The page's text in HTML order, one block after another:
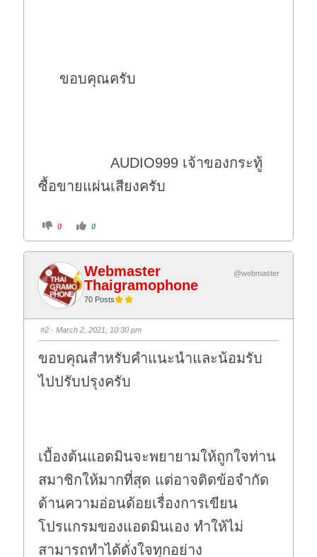
ขอบคุณครับ
AUDIO999 เจ้าของกระทู้
ซื้อขายแผ่นเสียงครับ
C
i
k
f
o
r
t
h
u
m
b
d
o
n
.
0
C
i
k
o
r
u
b
u
p
0
Webmaster
Thaigramophone
@webmaster
70 Posts
#2 · March 2, 2021, 10:30 pm
ขอบคุณสำหรับคำแนะนำและน้อมรับ
ไปปรับปรุงครับ
เบื้องต้นแอดมินจะพยายามให้ถูกใจท่าน
สมาชิกให้มากที่สุด แต่อาจติดข้อจำกัด
ด้านความอ่อนด้อยเรื่องการเขียน
โปรแกรมของแอดมินเอง ทำให้ไม่
สามารถทำได้ดั่งใจทุกอย่าง